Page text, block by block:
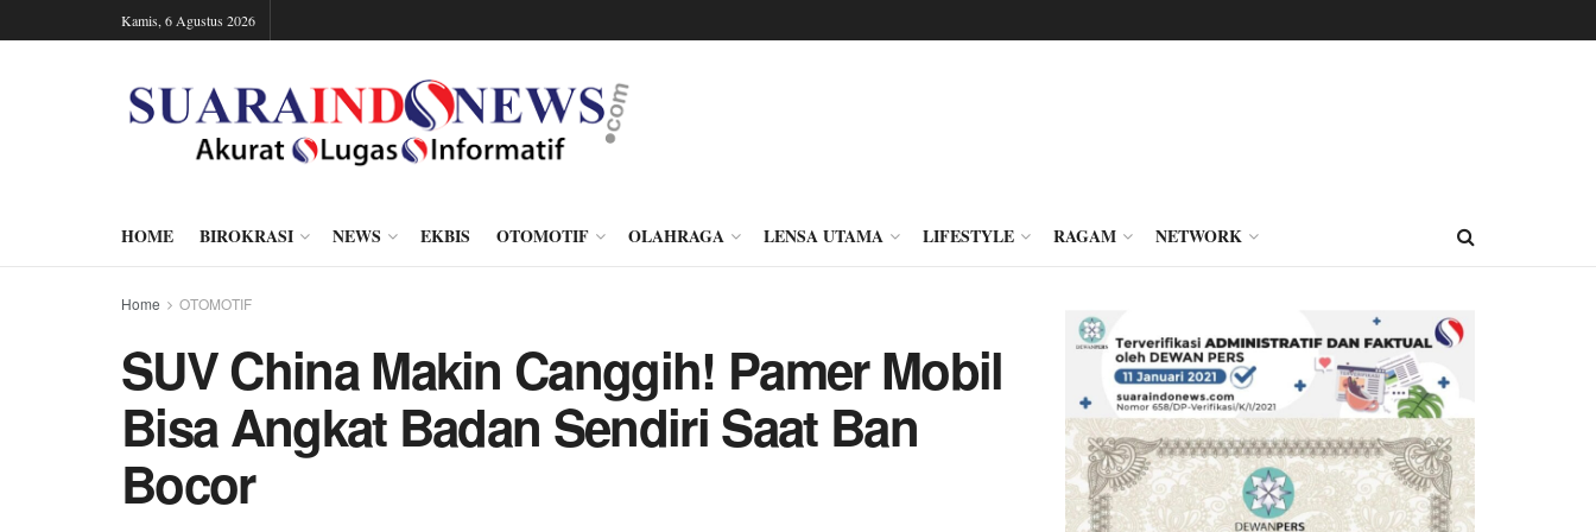
Kamis, 6 Agustus 2026
HOME BIROKRASI NEWS EKBIS OTOMOTIF OLAHRAGA LENSA UTAMA LIFESTYLE RAGAM NETWORK
Home OTOMOTIF
SUV China Makin Canggih! Pamer Mobil
Bisa Angkat Badan Sendiri Saat Ban
Bocor